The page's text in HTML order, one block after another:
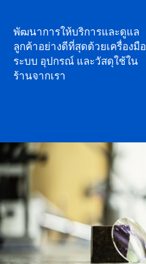
พัฒนาการให้บริการและดูแล
ลูกค้าอย่างดีที่สุดด้วยเครื่องมือ
ระบบ อุปกรณ์ และวัสดุใช้ใน
ร้านจากเรา